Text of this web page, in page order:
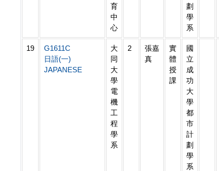
育
中
心
劃
學
系
19
G1611C
日語(一)
JAPANESE
大
同
大
學
電
機
工
程
學
系
2
張嘉
真
實
體
授
課
國
立
成
功
大
學
都
市
計
劃
學
系